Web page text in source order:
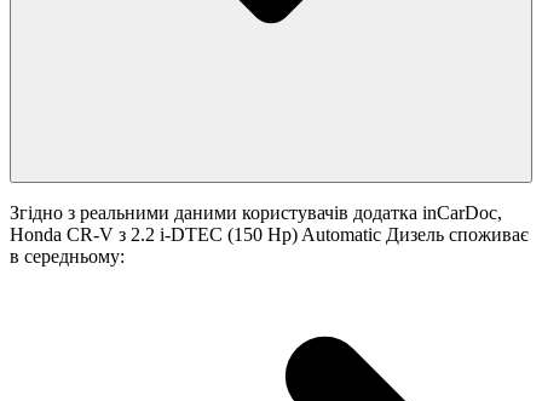
Згідно з реальними даними користувачів додатка inCarDoc,
Honda CR-V з 2.2 i-DTEC (150 Hp) Automatic Дизель споживає
в середньому: